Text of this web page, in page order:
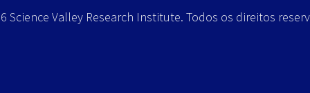
Science Valley Research Institute. Todos os direitos